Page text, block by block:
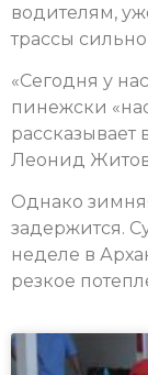
водителям,
трассы
«Сегодня у
пинежски
рассказывает
Леонид
Однако
задержится.
неделе в
резкое